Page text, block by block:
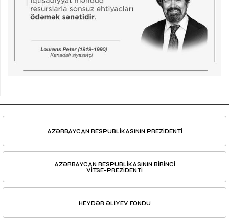
AZƏRBAYCAN RESPUBLİKASININ PREZİDENTİ
AZƏRBAYCAN RESPUBLİKASININ BİRİNCİ
VİTSE-PREZİDENTİ
HEYDƏR ƏLİYEV FONDU